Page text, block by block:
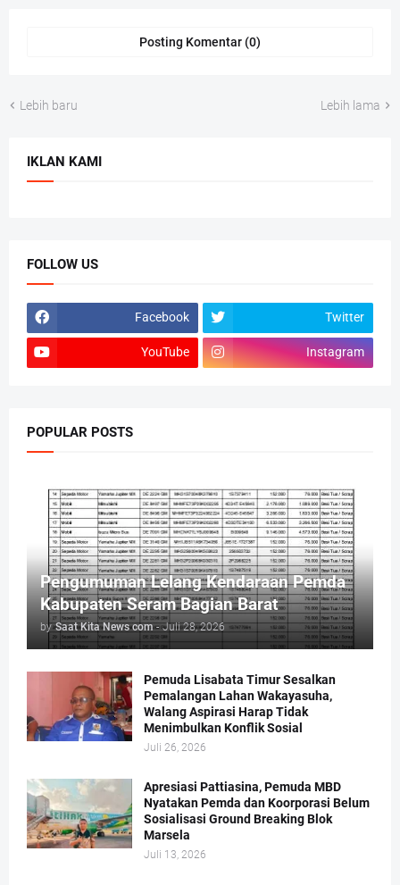
Posting Komentar (0)
Lebih baru Lebih lama
IKLAN KAMI
FOLLOW US
Facebook Twitter
YouTube Instagram
POPULAR POSTS
Pengumuman Lelang Kendaraan Pemda
Kabupaten Seram Bagian Barat
by Saat Kita News com - Juli 28, 2026
Pemuda Lisabata Timur Sesalkan
Pemalangan Lahan Wakayasuha,
Walang Aspirasi Harap Tidak
Menimbulkan Konflik Sosial
Juli 26, 2026
Apresiasi Pattiasina, Pemuda MBD
Nyatakan Pemda dan Koorporasi Belum
Sosialisasi Ground Breaking Blok
Marsela
Juli 13, 2026